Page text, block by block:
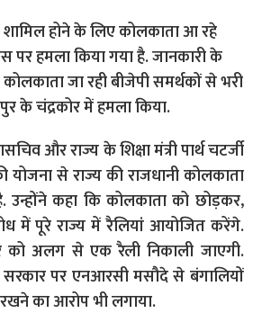
होने के लिए कोलकाता आ रहे
पर हमला किया गया है. जानकारी के
जा रही बीजेपी समर्थकों से भरी
के चंद्रकोर में हमला किया.
और राज्य के शिक्षा मंत्री पार्थ चटर्जी
योजना से राज्य की राजधानी कोलकाता
उन्होंने कहा कि कोलकाता को छोड़कर,
में पूरे राज्य में रैलियां आयोजित करेंगे.
को अलग से एक रैली निकाली जाएगी.
पर एनआरसी मसौदे से बंगालियों
का आरोप भी लगाया.